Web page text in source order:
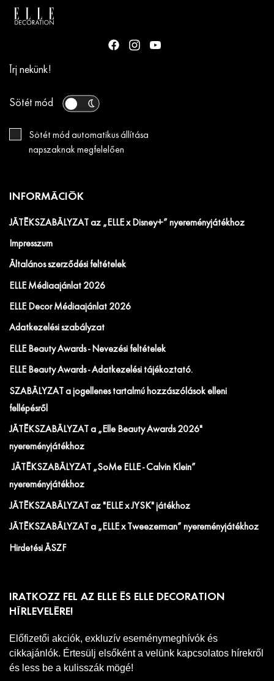
Írj nekünk!
Sötét mód
Sötét mód automatikus állítása
napszaknak megfelelően
INFORMÁCIÓK
JÁTÉKSZABÁLYZAT az „ELLE x Disney+” nyereményjátékhoz
Impresszum
Általános szerződési feltételek
ELLE Médiaajánlat 2026
ELLE Decor Médiaajánlat 2026
Adatkezelési szabályzat
ELLE Beauty Awards - Nevezési feltételek
ELLE Beauty Awards - Adatkezelési tájékoztató.
SZABÁLYZAT a jogellenes tartalmú hozzászólások elleni
fellépésről
JÁTÉKSZABÁLYZAT a „Elle Beauty Awards 2026"
nyereményjátékhoz
JÁTÉKSZABÁLYZAT „SoMe ELLE - Calvin Klein”
nyereményjátékhoz
JÁTÉKSZABÁLYZAT az "ELLE x JYSK" játékhoz
JÁTÉKSZABÁLYZAT a „ELLE x Tweezerman” nyereményjátékhoz
Hirdetési ÁSZF
IRATKOZZ FEL AZ ELLE ÉS ELLE DECORATION
HÍRLEVELÉRE!
Előfizetői akciók, exkluzív eseménymeghívók és
cikkajánlók. Értesülj elsőként a velünk kapcsolatos hírekről
és less be a kulisszák mögé!